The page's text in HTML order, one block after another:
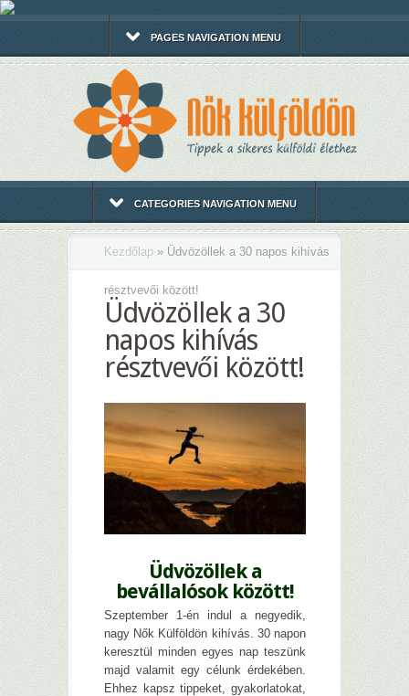
PAGES NAVIGATION MENU
CATEGORIES NAVIGATION MENU
Kezdőlap » Üdvözöllek a 30 napos kihívás
résztvevői között!
Üdvözöllek a 30
napos kihívás
résztvevői között!
Üdvözöllek a
bevállalósok között!
Szeptember 1-én indul a negyedik,
nagy Nők Külföldön kihívás. 30 napon
keresztül minden egyes nap teszünk
majd valamit egy célunk érdekében.
Ehhez kapsz tippeket, gyakorlatokat,